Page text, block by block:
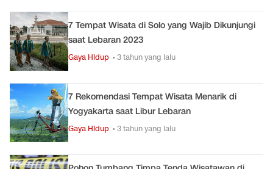
7 Tempat Wisata di Solo yang Wajib Dikunjungi
saat Lebaran 2023
Gaya Hidup • 3 tahun yang lalu
7 Rekomendasi Tempat Wisata Menarik di
Yogyakarta saat Libur Lebaran
Gaya Hidup • 3 tahun yang lalu